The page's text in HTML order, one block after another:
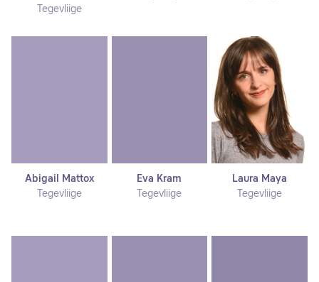
Tegevliige
Abigail Mattox
Tegevliige
Eva Kram
Tegevliige
Laura Maya
Tegevliige